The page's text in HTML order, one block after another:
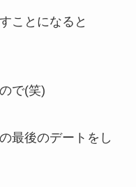
ことになると
で(笑)
最後のデートをし